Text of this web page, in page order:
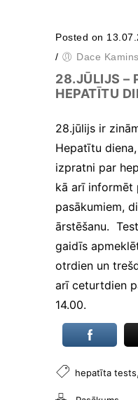
Posted on
/
Dace
28.JŪLIJS –
HEPATĪTU
28.jūlijs ir
Hepatītu
izpratni par
kā arī informēt
pasākumiem,
ārstēšanu.
gaidīs
otrdien un
arī ceturtdien
14.00.
hepatīta tests
izmantot, kā
paredzēts. Turklāt tie
nodrošina pareizo
funkcionalitāti, ja lapa
tiek mainīta no http uz
prasības. Būtisko
sīkfailu izmantošanai
nav nepieciešama jūsu
piekrišana.
Veiktspējas
izsekošanas
sīkfaili
Veiktspējas
sīkfaili ir
sīkfaili, kas
par to, kā
tīmekļa vietni
izmanto
apmeklētājs,